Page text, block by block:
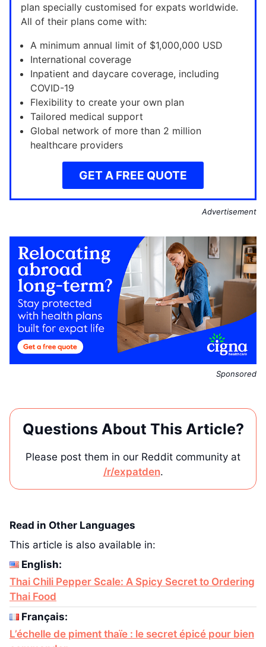
plan specially customised for expats worldwide.
All of their plans come with:
A minimum annual limit of $1,000,000 USD
International coverage
Inpatient and daycare coverage, including
COVID-19
Flexibility to create your own plan
Tailored medical support
Global network of more than 2 million
healthcare providers
GET A FREE QUOTE
Advertisement
Sponsored
Questions About This Article?
Please post them in our Reddit community at
/r/expatden.
Read in Other Languages
This article is also available in:
English:
Thai Chili Pepper Scale: A Spicy Secret to Ordering
Thai Food
Français:
L’échelle de piment thaïe : le secret épicé pour bien